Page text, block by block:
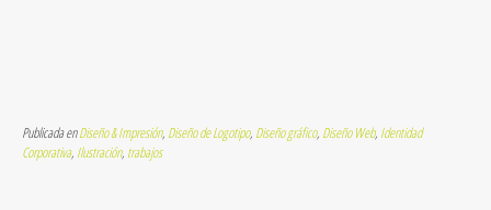
Publicada enDiseño & Impresión, Diseño de Logotipo, Diseño gráfico, Diseño Web, Identidad
Corporativa, Ilustración, trabajos